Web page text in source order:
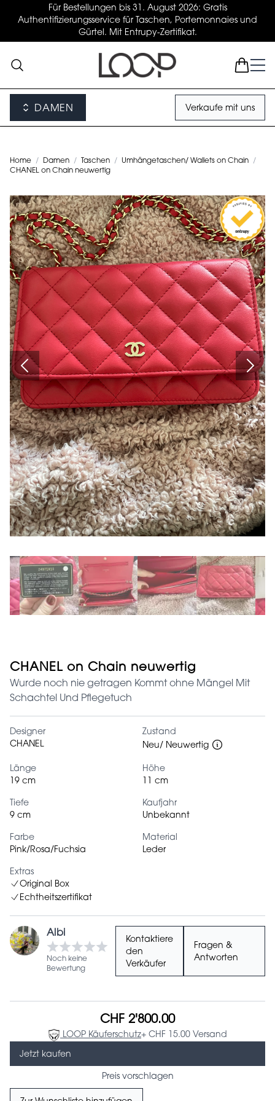
Für Bestellungen bis 31. August 2026: Gratis
Authentifizierungsservice für Taschen, Portemonnaies und
Gürtel. Mit Entrupy-Zertifikat.
DAMEN Verkaufe mit uns
Home / Damen / Taschen / Umhängetaschen/ Wallets on Chain
/
CHANEL on Chain neuwertig
CHANEL on Chain neuwertig
Wurde noch nie getragen Kommt ohne Mängel Mit
Schachtel Und Pflegetuch
Designer
CHANEL
Zustand
Neu/ Neuwertig
Länge
19 cm
Höhe
11 cm
Tiefe
9 cm
Kaufjahr
Unbekannt
Farbe
Pink/Rosa/Fuchsia
Material
Leder
Extras
Original Box
Echtheitszertifikat
Albi
Noch keine
Bewertung
Kontaktiere
den
Verkäufer
Fragen &
Antworten
CHF 2'800.00
LOOP Käuferschutz+ CHF 15.00 Versand
Jetzt kaufen
Preis vorschlagen